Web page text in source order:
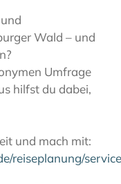
Wald – und
Umfrage
hilfst du dabei,
und mach mit:
reiseplanung/